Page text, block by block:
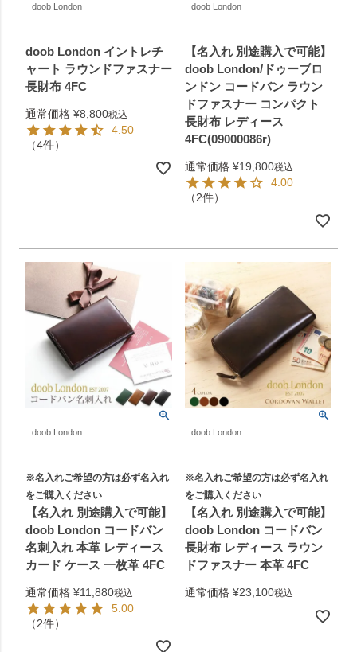
doob London
doob London イントレチ
ャート ラウンドファスナー
長財布 4FC
通常価格 ¥8,800税込
4.50
（4件）
doob London
【名入れ 別途購入で可能】
doob London/ドゥーブロ
ンドン コードバン ラウン
ドファスナー コンパクト
長財布 レディース
4FC(09000086r)
通常価格 ¥19,800税込
4.00
（2件）
doob London
※名入れご希望の方は必ず名入れ
をご購入ください
【名入れ 別途購入で可能】
doob London コードバン
名刺入れ 本革 レディース
カード ケース 一枚革 4FC
通常価格 ¥11,880税込
5.00
（2件）
doob London
※名入れご希望の方は必ず名入れ
をご購入ください
【名入れ 別途購入で可能】
doob London コードバン
長財布 レディース ラウン
ドファスナー 本革 4FC
通常価格 ¥23,100税込